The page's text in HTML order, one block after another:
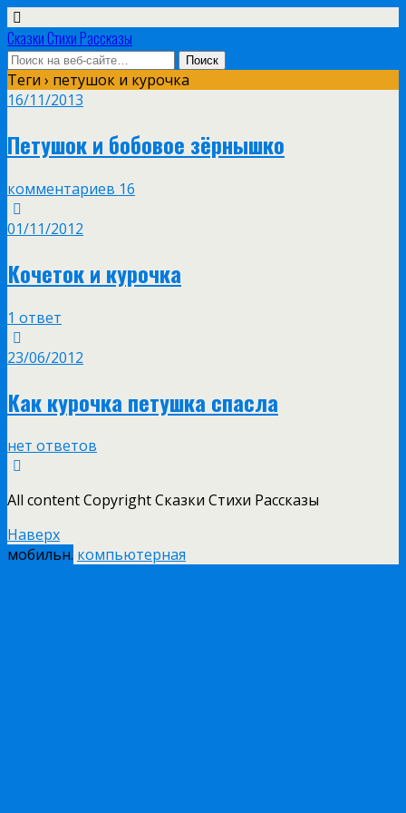
Сказки Стихи Рассказы
Теги › петушок и курочка
16/11/2013
Петушок и бобовое зёрнышко
комментариев 16
01/11/2012
Кочеток и курочка
1 ответ
23/06/2012
Как курочка петушка спасла
нет ответов
All content Copyright Сказки Стихи Рассказы
Наверх
мобильн. компьютерная